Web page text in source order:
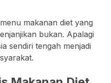
makanan diet yang
bukan. Apalagi
sendiri tengah menjadi